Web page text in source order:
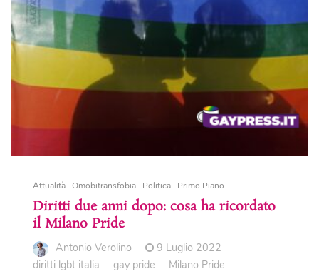
Attualità Omobitransfobia Politica Primo Piano
Diritti due anni dopo: cosa ha ricordato
il Milano Pride
Antonio Verolino
9 Luglio 2022
diritti lgbt italia
gay pride Milano Pride